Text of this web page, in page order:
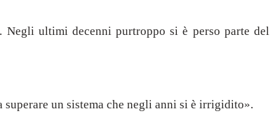
Negli ultimi decenni purtroppo si è perso parte del
un sistema che negli anni si è irrigidito».